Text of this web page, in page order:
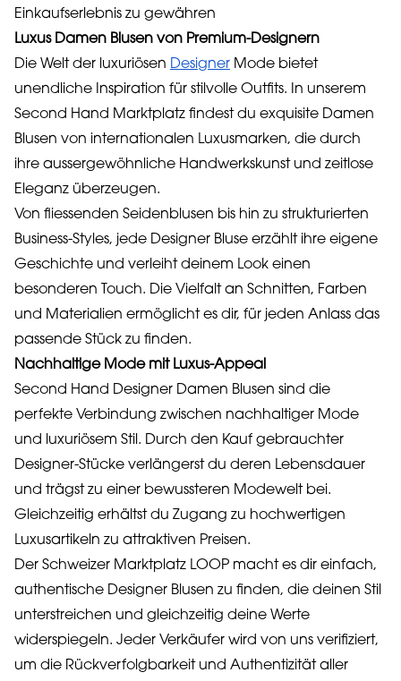
Einkaufserlebnis zu gewähren
Luxus Damen Blusen von Premium-Designern
Die Welt der luxuriösen Designer Mode bietet
unendliche Inspiration für stilvolle Outfits. In unserem
Second Hand Marktplatz findest du exquisite Damen
Blusen von internationalen Luxusmarken, die durch
ihre aussergewöhnliche Handwerkskunst und zeitlose
Eleganz überzeugen.
Von fliessenden Seidenblusen bis hin zu strukturierten
Business-Styles, jede Designer Bluse erzählt ihre eigene
Geschichte und verleiht deinem Look einen
besonderen Touch. Die Vielfalt an Schnitten, Farben
und Materialien ermöglicht es dir, für jeden Anlass das
passende Stück zu finden.
Nachhaltige Mode mit Luxus-Appeal
Second Hand Designer Damen Blusen sind die
perfekte Verbindung zwischen nachhaltiger Mode
und luxuriösem Stil. Durch den Kauf gebrauchter
Designer-Stücke verlängerst du deren Lebensdauer
und trägst zu einer bewussteren Modewelt bei.
Gleichzeitig erhältst du Zugang zu hochwertigen
Luxusartikeln zu attraktiven Preisen.
Der Schweizer Marktplatz LOOP macht es dir einfach,
authentische Designer Blusen zu finden, die deinen Stil
unterstreichen und gleichzeitig deine Werte
widerspiegeln. Jeder Verkäufer wird von uns verifiziert,
um die Rückverfolgbarkeit und Authentizität aller